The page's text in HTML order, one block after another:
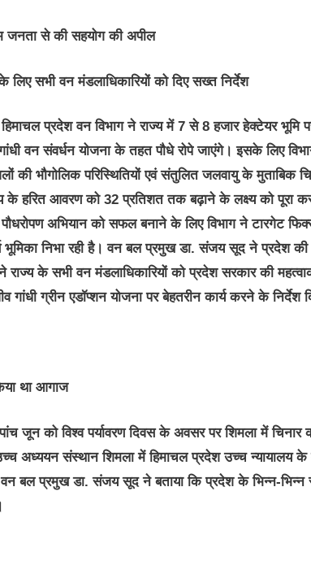
से की सहयोग की अपील
सभी वन मंडलाधिकारियों को दिए सख्त निर्देश
प्रदेश वन विभाग ने राज्य में 7 से 8 हजार हेक्टेयर भूमि
वन संवर्धन योजना के तहत पौधे रोपे जाएंगे। इसके लिए
की भौगोलिक परिस्थितियों एवं संतुलित जलवायु के मुताबिक
के हरित आवरण को 32 प्रतिशत तक बढ़ाने के लक्ष्य को पूरा
अभियान को सफल बनाने के लिए विभाग ने टारगेट
भूमिका निभा रही है। वन बल प्रमुख डा. संजय सूद ने प्रदेश
के सभी वन मंडलाधिकारियों को प्रदेश सरकार की
गांधी ग्रीन एडॉप्शन योजना पर बेहतरीन कार्य करने के निर्देश
था आगाज
जून को विश्व पर्यावरण दिवस के अवसर पर शिमला में चिनार
संस्थान शिमला में हिमाचल प्रदेश उच्च न्यायालय के
बल प्रमुख डा. संजय सूद ने बताया कि प्रदेश के भिन्न-भिन्न